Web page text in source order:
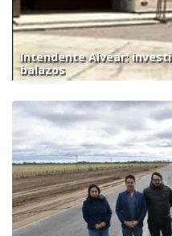
Intendente Alvear:
balazos